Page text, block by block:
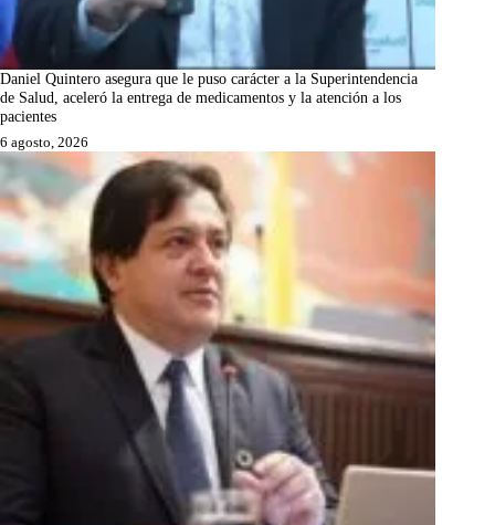
Daniel Quintero asegura que le puso carácter a la Superintendencia
de Salud, aceleró la entrega de medicamentos y la atención a los
pacientes
6 agosto, 2026